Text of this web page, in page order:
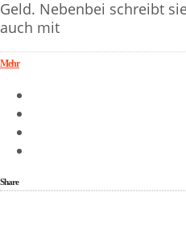
Geld. Nebenbei schreibt
auch mit
Mehr
Share